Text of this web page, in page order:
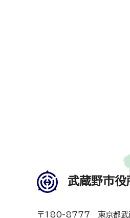
武蔵野市役
〒180-8777 東京都武